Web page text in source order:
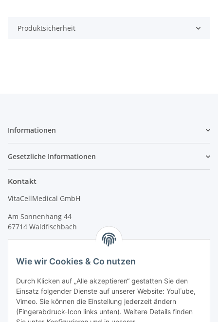
Wie wir Cookies & Co nutzen
Durch Klicken auf „Alle akzeptieren“ gestatten Sie den
Einsatz folgender Dienste auf unserer Website: YouTube,
Vimeo. Sie können die Einstellung jederzeit ändern
(Fingerabdruck-Icon links unten). Weitere Details finden
Produktsicherheit
Informationen
Gesetzliche Informationen
Kontakt
VitaCellMedical GmbH
Am Sonnenhang 44
67714 Waldfischbach
info@vitacellmedical.com
Erreichbarkeit
Mo – Fr 08:00 Uhr – 17:00 Uhr